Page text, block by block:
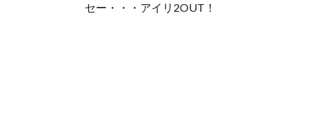
セー・・・アイリ2OUT！